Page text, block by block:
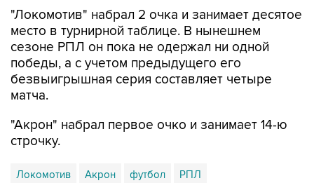
"Локомотив" набрал 2 очка и занимает десятое
место в турнирной таблице. В нынешнем
сезоне РПЛ он пока не одержал ни одной
победы, а с учетом предыдущего его
безвыигрышная серия составляет четыре
матча.
"Акрон" набрал первое очко и занимает 14-ю
строчку.
Локомотив Акрон футбол РПЛ